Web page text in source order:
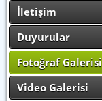
İletişim
Duyurular
Fotoğraf Galerisi
Video Galerisi